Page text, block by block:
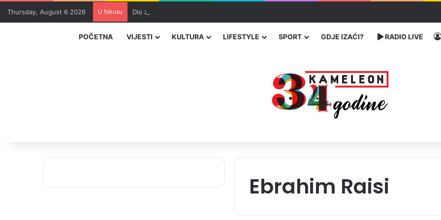
Thursday, August 6 2026 U fokusu Dio zeničkih rudara u jami zbog neisplaćenih plata i problema sa zdravstvenim knjižicama
POČETNA VIJESTI KULTURA LIFESTYLE SPORT GDJE IZAĆI? RADIO LIVE
Ebrahim Raisi